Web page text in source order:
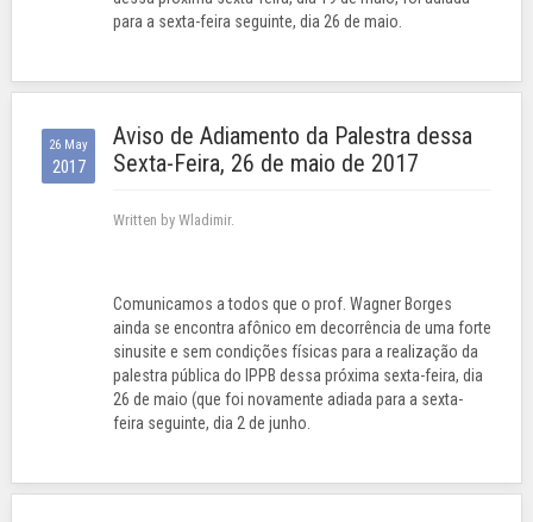
para a sexta-feira seguinte, dia 26 de maio.
26 May
2017
Aviso de Adiamento da Palestra dessa
Sexta-Feira, 26 de maio de 2017
Written by Wladimir.
Comunicamos a todos que o prof. Wagner Borges
ainda se encontra afônico em decorrência de uma forte
sinusite e sem condições físicas para a realização da
palestra pública do IPPB dessa próxima sexta-feira, dia
26 de maio (que foi novamente adiada para a sexta-
feira seguinte, dia 2 de junho.